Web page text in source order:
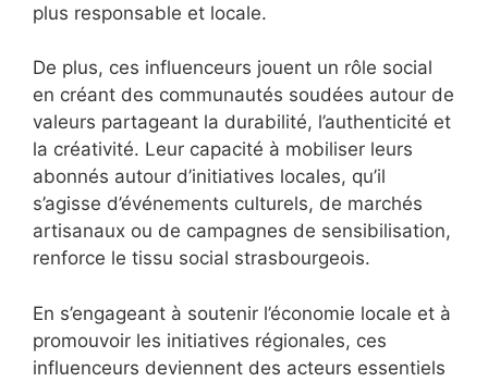
plus responsable et locale.
De plus, ces influenceurs jouent un rôle social
en créant des communautés soudées autour de
valeurs partageant la durabilité, l’authenticité et
la créativité. Leur capacité à mobiliser leurs
abonnés autour d’initiatives locales, qu’il
s’agisse d’événements culturels, de marchés
artisanaux ou de campagnes de sensibilisation,
renforce le tissu social strasbourgeois.
En s’engageant à soutenir l’économie locale et à
promouvoir les initiatives régionales, ces
influenceurs deviennent des acteurs essentiels